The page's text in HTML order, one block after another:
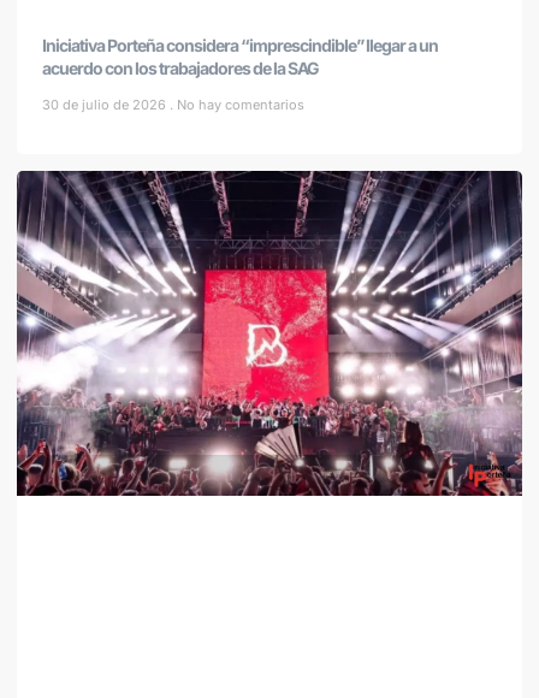
Iniciativa Porteña considera “imprescindible” llegar a un
acuerdo con los trabajadores de la SAG
30 de julio de 2026 No hay comentarios